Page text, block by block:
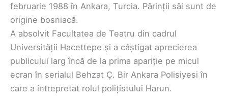
februarie 1988 în Ankara, Turcia. Părinții săi sunt de
origine bosniacă.
A absolvit Facultatea de Teatru din cadrul
Universității Hacettepe și a câștigat aprecierea
publicului larg încă de la prima apariție pe micul
ecran în serialul Behzat Ç. Bir Ankara Polisiyesi în
care a intrepretat rolul polițistului Harun.